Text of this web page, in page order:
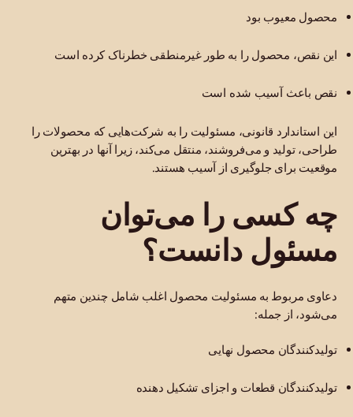
محصول معیوب بود
این نقص، محصول را به طور غیرمنطقی خطرناک کرده است
نقص باعث آسیب شده است
این استاندارد قانونی، مسئولیت را به شرکت‌هایی که محصولات را
طراحی، تولید و می‌فروشند، منتقل می‌کند، زیرا آنها در بهترین
موقعیت برای جلوگیری از آسیب هستند.
چه کسی را می‌توان
مسئول دانست؟
دعاوی مربوط به مسئولیت محصول اغلب شامل چندین متهم
می‌شود، از جمله:
تولیدکنندگان محصول نهایی
تولیدکنندگان قطعات و اجزای تشکیل دهنده